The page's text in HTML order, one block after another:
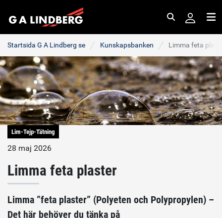
Startsida G A Lindberg se Kunskapsbanken Limma feta
Lim-Tejp-Tätning
28 maj 2026
Limma feta plaster
Limma ”feta plaster” (Polyeten och Polypropylen) –
Det här behöver du tänka på